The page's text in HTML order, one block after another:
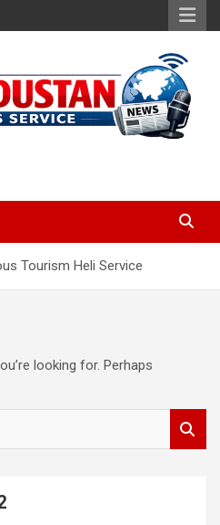
Service
Tourism Heli Service
looking for. Perhaps